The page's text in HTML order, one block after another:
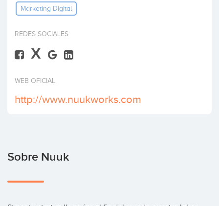
Invertir
Marketing-Digital
REDES SOCIALES
X
WEB OFICIAL
http://www.nuukworks.com
Sobre Nuuk